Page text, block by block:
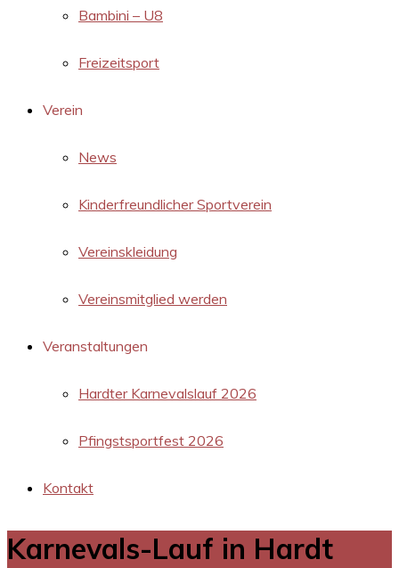
Bambini – U8
Freizeitsport
Verein
News
Kinderfreundlicher Sportverein
Vereinskleidung
Vereinsmitglied werden
Veranstaltungen
Hardter Karnevalslauf 2026
Pfingstsportfest 2026
Kontakt
Karnevals-Lauf in Hardt